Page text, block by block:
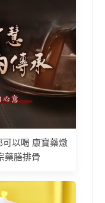
可以喝 康寶藥燉
藥膳排骨